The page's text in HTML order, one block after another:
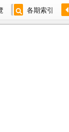
各期索引